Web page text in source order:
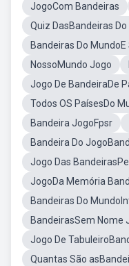
JogoCom Bandeiras
Quiz DasBandeiras
Bandeiras Do
NossoMundo Jogo
Jogo De BandeiraDe
Todos OS PaísesDo
Bandeira JogoFpsr
Bandeira Do
Jogo Das
JogoDa Memória
Bandeiras Do
BandeirasSem Nome
Jogo De
Quantas São